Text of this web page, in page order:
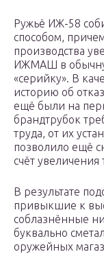
Ружьё ИЖ-58
способом,
производства
ИЖМАШ в
«серийку». В
историю об
ещё были на
брандтрубок
труда, от их
позволило ещё
счёт увеличения
В результате
привыкшие к
соблазнённые
буквально
оружейных